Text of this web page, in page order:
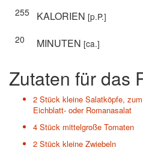
255 KALORIEN [p.P.]
20
MINUTEN [ca.]
Zutaten für das
2 Stück kleine Salatköpfe,
Eichblatt- oder Romanasalat
4 Stück mittelgroße Tomaten
2 Stück kleine Zwiebeln